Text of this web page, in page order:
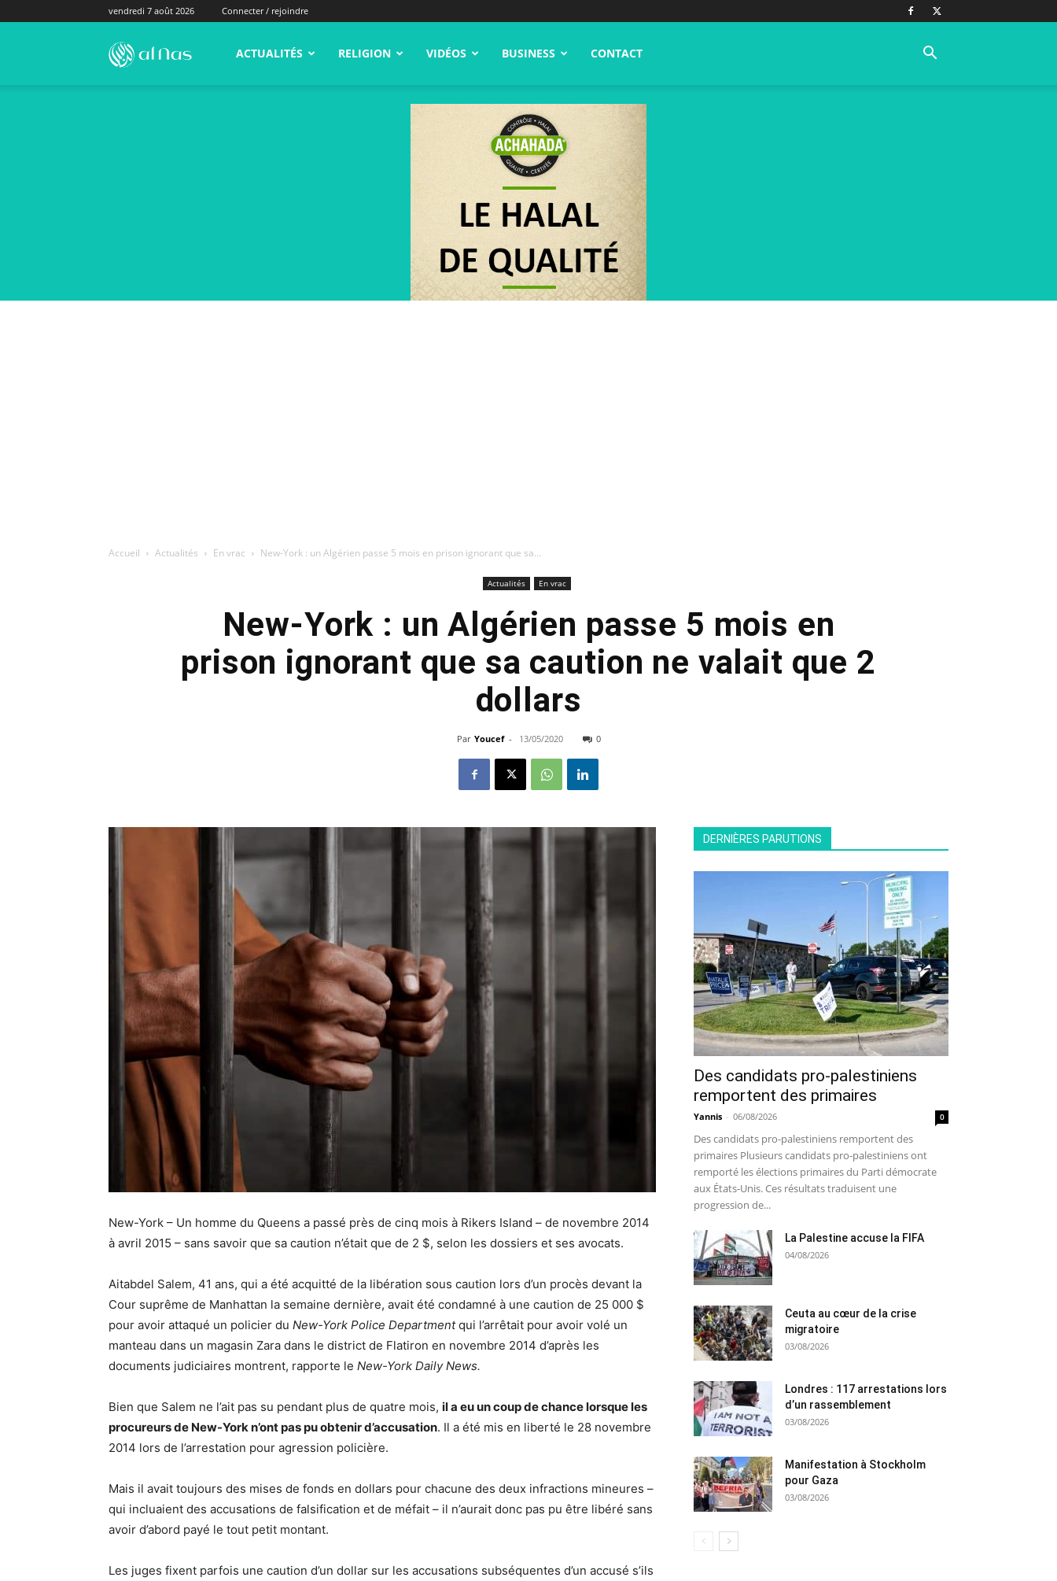
vendredi 7 août 2026 Connecter / rejoindre
alNas.fr ACTUALITÉS RELIGION VIDÉOS BUSINESS CONTACT
Accueil Actualités En vrac New-York : un Algérien passe 5 mois en prison ignorant que sa...
Actualités En vrac
New-York : un Algérien passe 5 mois en
prison ignorant que sa caution ne valait que 2
dollars
Par Youcef - 13/05/2020 0
New-York – Un homme du Queens a passé près de cinq mois à Rikers Island – de novembre 2014
à avril 2015 – sans savoir que sa caution n’était que de 2 $, selon les dossiers et ses avocats.
Aitabdel Salem, 41 ans, qui a été acquitté de la libération sous caution lors d’un procès devant la
Cour suprême de Manhattan la semaine dernière, avait été condamné à une caution de 25 000 $
pour avoir attaqué un policier du New-York Police Departmentqui l’arrêtait pour avoir volé un
manteau dans un magasin Zara dans le district de Flatiron en novembre 2014 d’après les
documents judiciaires montrent, rapporte le New-York Daily News.
Bien que Salem ne l’ait pas su pendant plus de quatre mois, il a eu un coup de chance lorsque les
procureurs de New-York n’ont pas pu obtenir d’accusation. Il a été mis en liberté le 28 novembre
2014 lors de l’arrestation pour agression policière.
Mais il avait toujours des mises de fonds en dollars pour chacune des deux infractions mineures –
qui incluaient des accusations de falsification et de méfait – il n’aurait donc pas pu être libéré sans
avoir d’abord payé le tout petit montant.
Les juges fixent parfois une caution d’un dollar sur les accusations subséquentes d’un accusé s’ils
DERNIÈRES PARUTIONS
Des candidats pro-palestiniens
remportent des primaires
Yannis - 06/08/2026 0
Des candidats pro-palestiniens remportent des
primaires Plusieurs candidats pro-palestiniens ont
remporté les élections primaires du Parti démocrate
aux États-Unis. Ces résultats traduisent une
progression de...
La Palestine accuse la FIFA
04/08/2026
Ceuta au cœur de la crise
migratoire
03/08/2026
Londres : 117 arrestations lors
d’un rassemblement
03/08/2026
Manifestation à Stockholm
pour Gaza
03/08/2026